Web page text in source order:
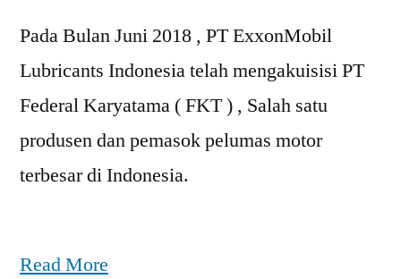
Pada Bulan Juni 2018 , PT ExxonMobil
Lubricants Indonesia telah mengakuisisi PT
Federal Karyatama ( FKT ) , Salah satu
produsen dan pemasok pelumas motor
terbesar di Indonesia.
Read More